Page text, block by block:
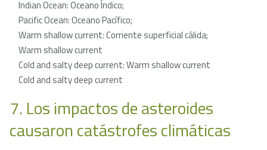
Indian Ocean: Oceano Índico;
Pacific Ocean: Oceano Pacífico;
Warm shallow current: Corriente superficial cálida;
Warm shallow current
Cold and salty deep current: Warm shallow current
Cold and salty deep current
7. Los impactos de asteroides
causaron catástrofes climáticas